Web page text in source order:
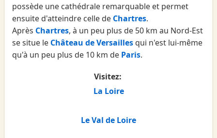
possède une cathédrale remarquable et permet
ensuite d'atteindre celle de Chartres.
Après Chartres, à un peu plus de 50 km au Nord-Est
se situe le Château de Versailles qui n'est lui-même
qu'à un peu plus de 10 km de Paris.
Visitez:
La Loire
Le Val de Loire